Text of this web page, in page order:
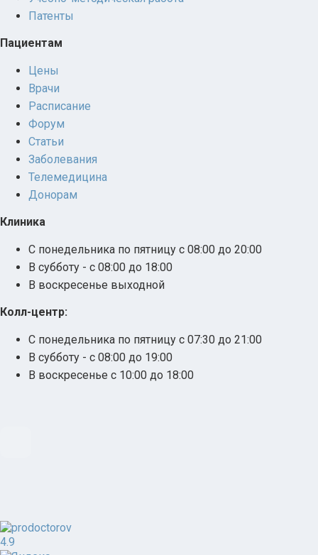
Патенты
Пациентам
Цены
Врачи
Расписание
Форум
Статьи
Заболевания
Телемедицина
Донорам
Клиника
С понедельника по пятницу с 08:00 до 20:00
В субботу - с 08:00 до 18:00
В воскресенье выходной
Колл-центр:
С понедельника по пятницу с 07:30 до 21:00
В субботу - с 08:00 до 19:00
В воскресенье с 10:00 до 18:00
4.9